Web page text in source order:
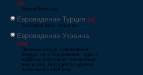
[26]
Pesem Evrovizije
Евровидение Турция [66]
Eurovision Şarkı Yarışması
Евровидение Украина
[796]
Пісенний конкурс Євробачення
Конкурс пісні Євробачення - одне з
найбільш популярних телевізійних
шоу в світі, проводиться щорічно,
починаючи з 1956 року